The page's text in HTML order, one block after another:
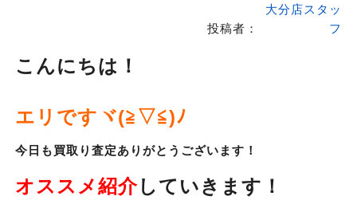
投稿者：
大分店スタッ
フ
こんにちは！
エリですヾ(≧▽≦)ﾉ
今日も買取り査定ありがとうございます！
オススメ紹介していきます！